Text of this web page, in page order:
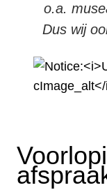
o.a.
Dus wij